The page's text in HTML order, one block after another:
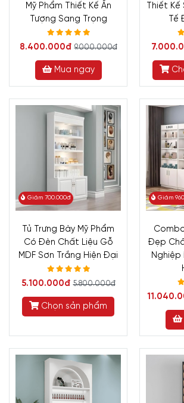
Mỹ Phẩm Thiết Kế Ấn
Tượng Sang Trọng
8.400.000đ 9.000.000đ
Mua ngay
Thiết
Giảm 700.000đ
Tủ Trưng Bày Mỹ Phẩm
Có Đèn Chất Liệu Gỗ
MDF Sơn Trắng Hiện Đại
5.100.000đ 5.800.000đ
Chọn sản phẩm
Giảm
Đẹp
Nghiệp